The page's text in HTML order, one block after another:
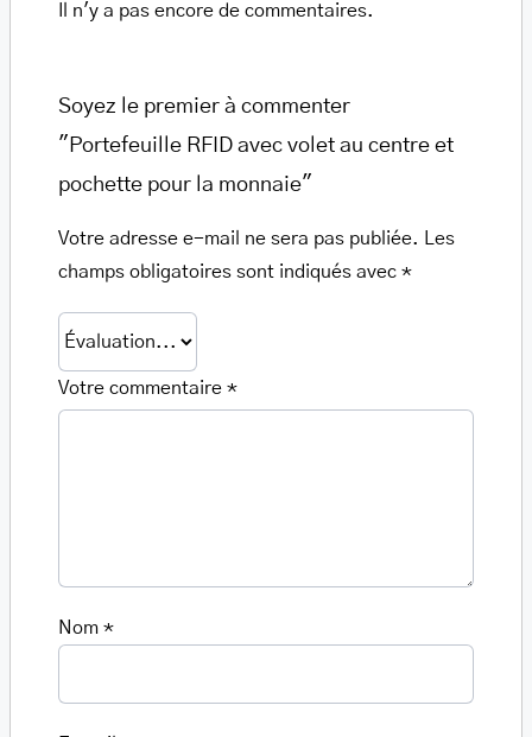
Il n'y a pas encore de commentaires.
Soyez le premier à commenter
"Portefeuille RFID avec volet au centre et
pochette pour la monnaie"
Votre adresse e-mail ne sera pas publiée.
Les
champs obligatoires sont indiqués avec *
Votre commentaire *
Nom *